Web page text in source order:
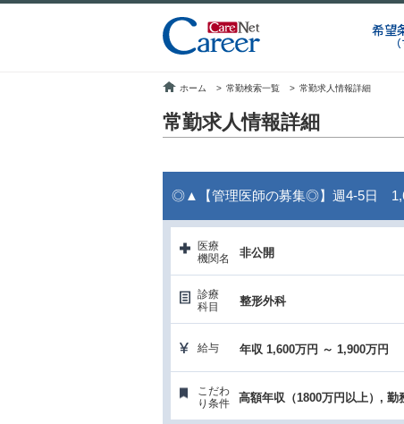
希望
ホーム > 常勤検索一覧 > 常勤求人情報詳細
常勤求人情報詳細
◎▲【管理医師の募集◎】週4-5日
医療
機関名
非公開
診療
科目
整形外科
給与 年収 1,600万円 ～ 1,900万円
こだわ
り条件